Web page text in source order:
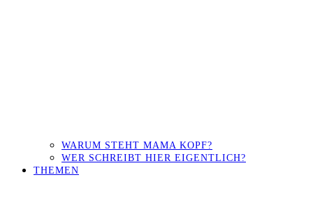
WARUM STEHT MAMA KOPF?
WER SCHREIBT HIER EIGENTLICH?
THEMEN